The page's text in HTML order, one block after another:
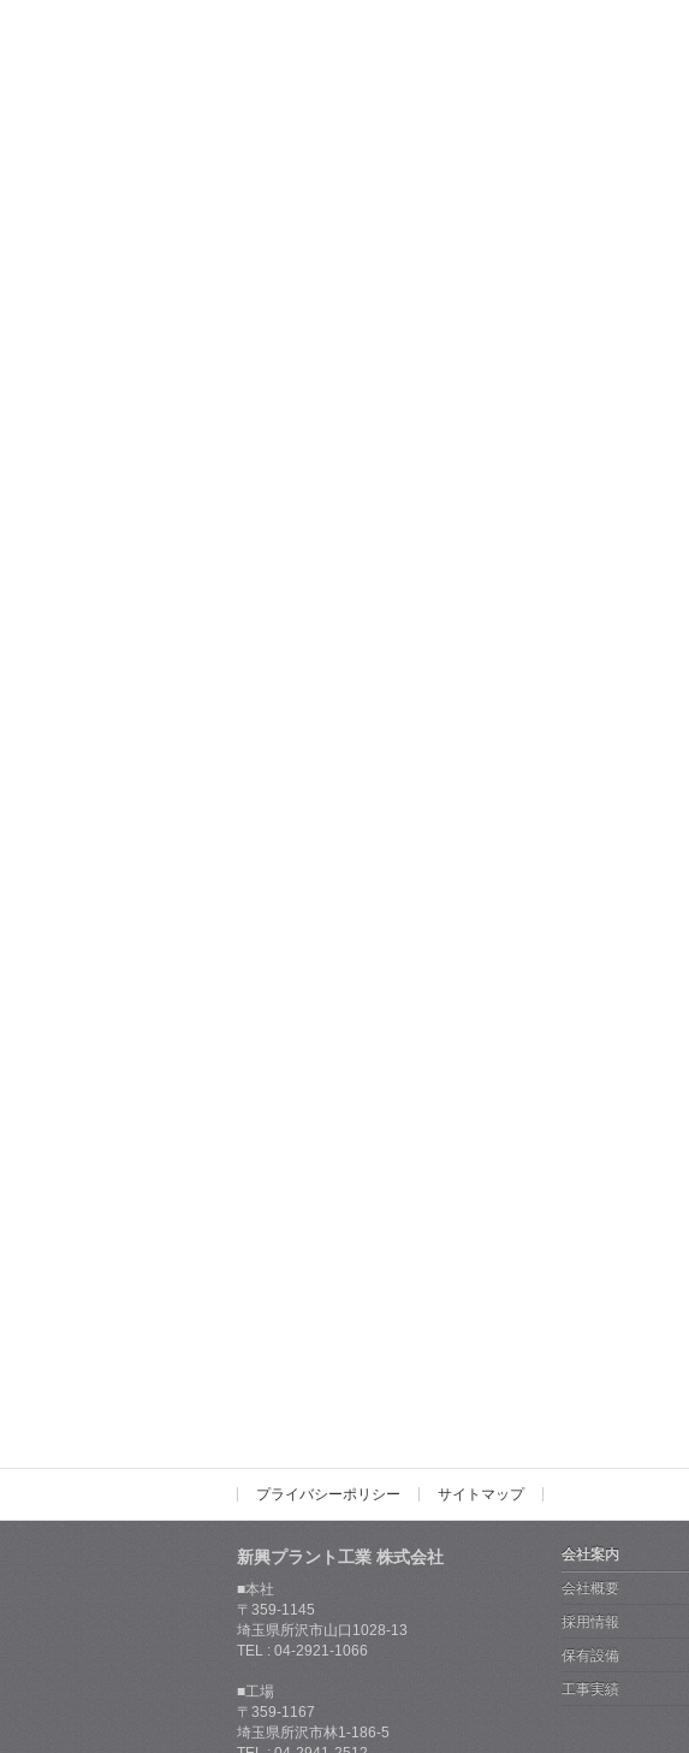
プライバシーポリシー サイトマップ
新興プラント工業 株式会社
■本社
〒359-1145
埼玉県所沢市山口1028-13
TEL : 04-2921-1066
■工場
〒359-1167
埼玉県所沢市林1-186-5
会社案内
会社概要
採用情報
保有設備
工事実績